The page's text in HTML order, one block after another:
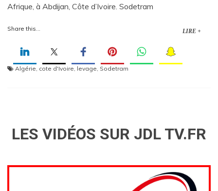
Afrique, à Abdijan, Côte d’Ivoire. Sodetram
Share this... LIRE +
Algérie cote d'Ivoire levage Sodetram
LES VIDÉOS SUR JDL TV.FR